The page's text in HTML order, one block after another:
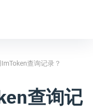
查询记录？
查询记